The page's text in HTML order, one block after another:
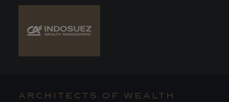
ARCHITECTS OF WEALTH